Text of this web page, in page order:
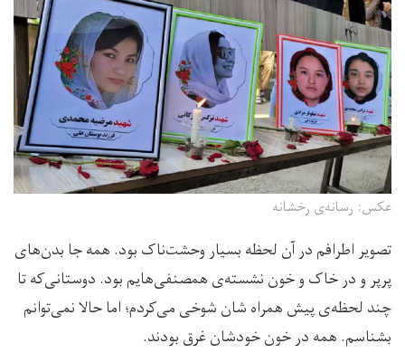
عکس: رسانه‌ی رخشانه
تصویر اطرافم در آن لحظه بسیار وحشت‌ناک بود. همه جا بدن‌های
پرپر و در خاک و خون نشسته‌ی همصنفی‌هایم بود. دوستانی‌که تا
چند لحظه‌ی پیش همراه شان شوخی می‌کردم؛ اما حالا نمی‌توانم
بشناسم. همه در خون خودشان غرق بودند.